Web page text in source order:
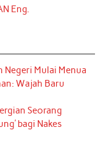
Eng.
Negeri Mulai Menua
Wajah Baru
Seorang
bagi Nakes